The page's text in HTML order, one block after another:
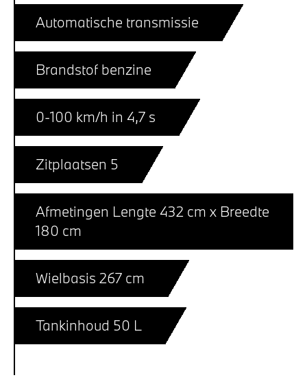
Automatische transmissie
Brandstof benzine
0-100 km/h in 4,7 s
Zitplaatsen 5
Afmetingen Lengte 432 cm x Breedte
180 cm
Wielbasis 267 cm
Tankinhoud 50 L